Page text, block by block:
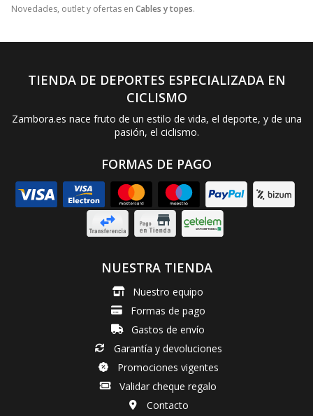
Novedades, outlet y ofertas en Cables y topes.
TIENDA DE DEPORTES ESPECIALIZADA EN
CICLISMO
Zambora.es nace fruto de un estilo de vida, el deporte, y de una
pasión, el ciclismo.
FORMAS DE PAGO
NUESTRA TIENDA
Nuestro equipo
Formas de pago
Gastos de envío
Garantía y devoluciones
Promociones vigentes
Validar cheque regalo
Contacto